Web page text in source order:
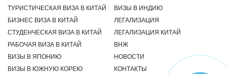
ТУРИСТИЧЕСКАЯ ВИЗА В КИТАЙ
БИЗНЕС ВИЗА В КИТАЙ
СТУДЕНЧЕСКАЯ ВИЗА В КИТАЙ
РАБОЧАЯ ВИЗА В КИТАЙ
ВИЗЫ В ЯПОНИЮ
ВИЗЫ В ЮЖНУЮ КОРЕЮ
ВИЗЫ В ИНДИЮ
ЛЕГАЛИЗАЦИЯ
ЛЕГАЛИЗАЦИЯ КИТАЙ
ВНЖ
НОВОСТИ
КОНТАКТЫ